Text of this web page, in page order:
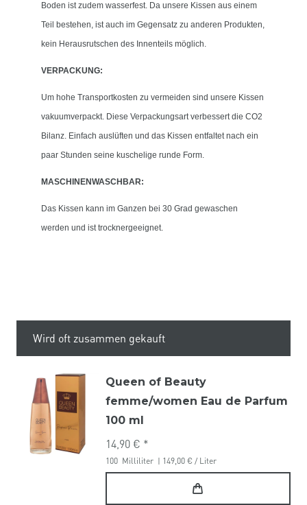
Boden ist zudem wasserfest. Da unsere Kissen aus einem
Teil bestehen, ist auch im Gegensatz zu anderen Produkten,
kein Herausrutschen des Innenteils möglich.
VERPACKUNG:
Um hohe Transportkosten zu vermeiden sind unsere Kissen
vakuumverpackt. Diese Verpackungsart verbessert die CO2
Bilanz. Einfach auslüften und das Kissen entfaltet nach ein
paar Stunden seine kuschelige runde Form.
MASCHINENWASCHBAR:
Das Kissen kann im Ganzen bei 30 Grad gewaschen
werden und ist trocknergeeignet.
Wird oft zusammen gekauft
Queen of Beauty
femme/women Eau de Parfum
100 ml
14,90 € *
100 Milliliter | 149,00 € / Liter